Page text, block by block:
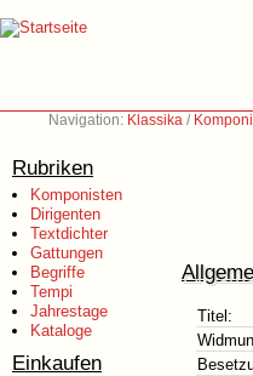
Navigation: Klassika /
Rubriken
Komponisten
Dirigenten
Textdichter
Gattungen
Begriffe
Tempi
Jahrestage
Kataloge
Einkaufen
Titel: